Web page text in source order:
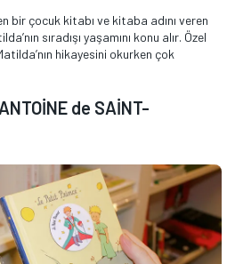
bir çocuk kitabı ve kitaba adını veren
sıradışı yaşamını konu alır. Özel
hikayesini okurken çok
de SAİNT-